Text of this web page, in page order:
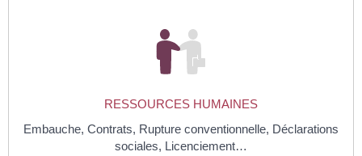
RESSOURCES HUMAINES
Embauche, Contrats, Rupture conventionnelle, Déclarations
sociales, Licenciement…